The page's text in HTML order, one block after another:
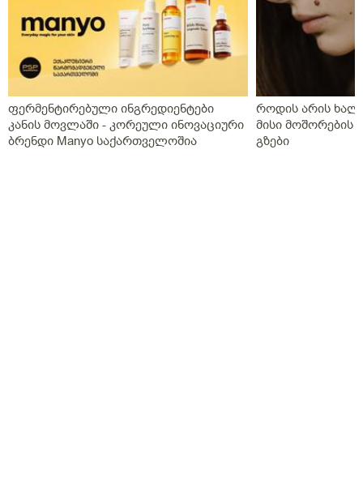
ფერმენტირებული ინგრედიენტები
კანის მოვლაში - კორეული ინოვაციური
ბრენდი Manyo საქართველოშია
როდის არის
მისი მოშორების
გზები